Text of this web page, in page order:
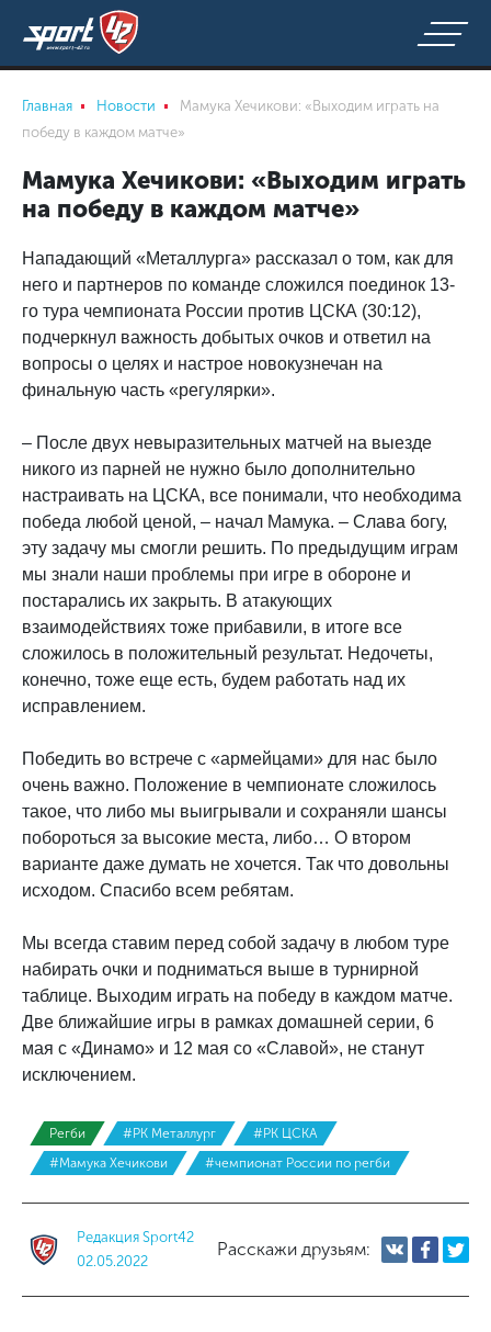
Главная Новости
Мамука Хечикови: «Выходим играть на
победу в каждом матче»
Мамука Хечикови: «Выходим играть
на победу в каждом матче»
Нападающий «Металлурга» рассказал о том, как для
него и партнеров по команде сложился поединок 13-
го тура чемпионата России против ЦСКА (30:12),
подчеркнул важность добытых очков и ответил на
вопросы о целях и настрое новокузнечан на
финальную часть «регулярки».
– После двух невыразительных матчей на выезде
никого из парней не нужно было дополнительно
настраивать на ЦСКА, все понимали, что необходима
победа любой ценой, – начал Мамука. – Слава богу,
эту задачу мы смогли решить. По предыдущим играм
мы знали наши проблемы при игре в обороне и
постарались их закрыть. В атакующих
взаимодействиях тоже прибавили, в итоге все
сложилось в положительный результат. Недочеты,
конечно, тоже еще есть, будем работать над их
исправлением.
Победить во встрече с «армейцами» для нас было
очень важно. Положение в чемпионате сложилось
такое, что либо мы выигрывали и сохраняли шансы
побороться за высокие места, либо… О втором
варианте даже думать не хочется. Так что довольны
исходом. Спасибо всем ребятам.
Мы всегда ставим перед собой задачу в любом туре
набирать очки и подниматься выше в турнирной
таблице. Выходим играть на победу в каждом матче.
Две ближайшие игры в рамках домашней серии, 6
мая с «Динамо» и 12 мая со «Славой», не станут
исключением.
Регби #РК Металлург
#РК ЦСКА
#Мамука Хечикови
#чемпионат России по регби
Редакция Sport42
02.05.2022
Расскажи друзьям: